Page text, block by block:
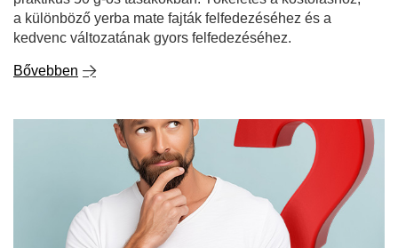
a különböző yerba mate fajták felfedezéséhez és a
kedvenc változatának gyors felfedezéséhez.
Bővebben